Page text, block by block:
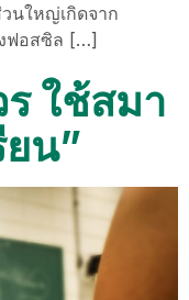
นใหญ่เกิดจาก
งฟอสซิล […]
ใช้สมา
น”